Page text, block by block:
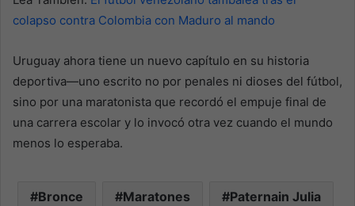
colapso contra Colombia con Maduro al mando
Uruguay ahora tiene un nuevo capítulo en su historia
deportiva—uno escrito no por penales ni dioses del fútbol,
sino por una maratonista que recordó el empuje final de
una carrera escolar y lo invocó otra vez cuando el mundo
menos lo esperaba.
Bronce Maratones Paternain Julia